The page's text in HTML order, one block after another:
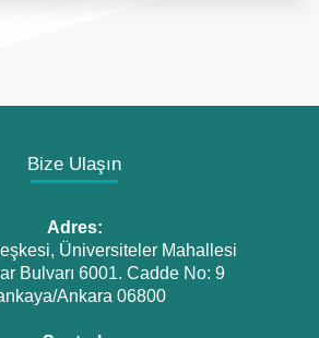
Bize Ulaşın
Adres:
Üniversiteler Mahallesi
Bulvarı 6001. Cadde No: 9
Ankara 06800